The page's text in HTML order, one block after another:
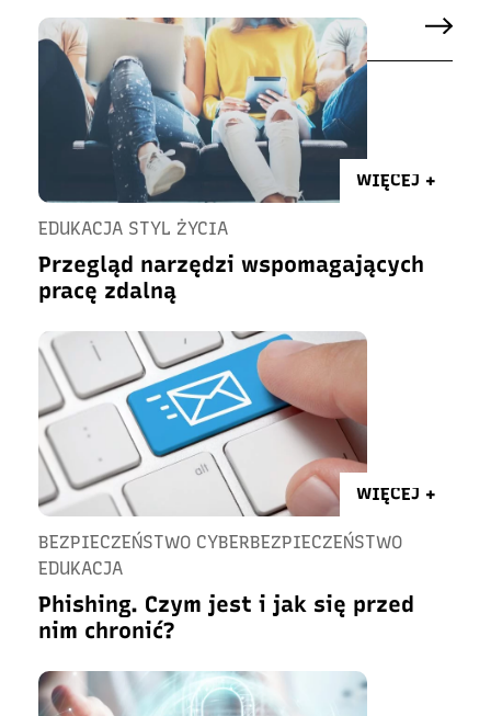
WIĘCEJ +
EDUKACJA STYL ŻYCIA
Przegląd narzędzi wspomagających
pracę zdalną
WIĘCEJ +
BEZPIECZEŃSTWO CYBERBEZPIECZEŃSTWO
EDUKACJA
Phishing. Czym jest i jak się przed
nim chronić?